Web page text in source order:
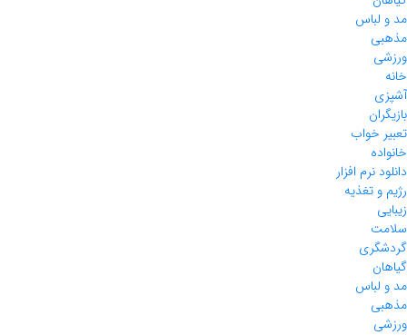
مد و لباس
مذهبی
ورزشی
خانه
آشپزی
بازیگران
تعبیر خواب
خانواده
دانلود نرم افزار
رژیم و تغذیه
زیبایی
سلامت
گردشگری
گیاهان
مد و لباس
مذهبی
ورزشی